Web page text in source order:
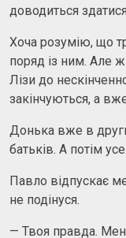
доводиться
Хоча розумію, що
поряд із ним. Але
Лізи до
закінчуються, а
Донька вже в
батьків. А потім
Павло відпускає
не подінуся.
— Твоя правда.